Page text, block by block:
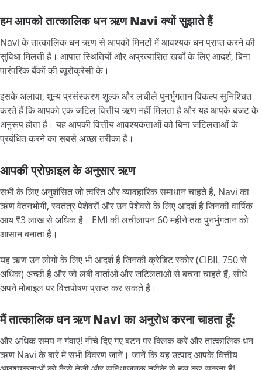
हमआपकोतात्कालिकधनऋण Naviक्योंसुझातेहैं
Navi के तात्कालिक धन ऋण से आपको मिनटों में आवश्यक धन प्राप्त करने की
सुविधा मिलती है। आपात स्थितियों और अप्रत्याशित खर्चों के लिए आदर्श, बिना
पारंपरिक बैंकों की ब्यूरोक्रेसी के।
इसके अलावा, शून्य प्रसंस्करण शुल्क और लचीले पुनर्भुगतान विकल्प सुनिश्चित
करते हैं कि आपको एक जटिल वित्तीय ऋण नहीं मिलता है और यह आपके बजट के
अनुरूप होता है। यह आपकी वित्तीय आवश्यकताओं को बिना जटिलताओं के
प्रबंधित करने का सबसे अच्छा तरीका है।
आपकीप्रोफ़ाइलकेअनुसारऋण
सभी के लिए अनुशंसित जो त्वरित और व्यावहारिक समाधान चाहते हैं, Navi का
ऋण वेतनभोगी, स्वतंत्र पेशेवरों और उन पेशेवरों के लिए आदर्श है जिनकी वार्षिक
आय ₹3 लाख से अधिक है। EMI की लचीलापन 60 महीने तक पुनर्भुगतान को
आसान बनाता है।
यह ऋण उन लोगों के लिए भी आदर्श है जिनकी क्रेडिट स्कोर (CIBIL 750 से
अधिक) अच्छी है और जो लंबी वार्ताओं और जटिलताओं से बचना चाहते हैं, सीधे
अपने मोबाइल पर वित्तपोषण प्राप्त कर सकते हैं।
मैंतात्कालिकधनऋण Naviकाअनुरोधकरनाचाहताहूँ:
और अधिक समय न गंवाएं! नीचे दिए गए बटन पर क्लिक करें और तात्कालिक धन
ऋण Navi के बारे में सभी विवरण जानें। जानें कि यह उत्पाद आपके वित्तीय